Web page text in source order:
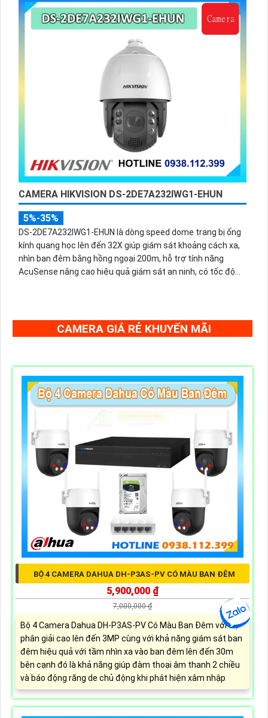
CAMERA HIKVISION DS-2DE7A232IWG1-EHUN
5%-35%
DS-2DE7A232IWG1-EHUN là dòng speed dome trang bị ống
kính quang học lên đến 32X giúp giám sát khoảng cách xa,
nhìn ban đêm bằng hồng ngoại 200m, hỗ trợ tính năng
AcuSense nâng cao hiệu quả giám sát an ninh, có tốc độ
CAMERA GIÁ RẺ KHUYẾN MÃI
BỘ 4 CAMERA DAHUA DH-P3AS-PV CÓ MÀU BAN ĐÊM
5,900,000 ₫
7,000,000 ₫
Bộ 4 Camera Dahua DH-P3AS-PV Có Màu Ban Đêm với độ
phân giải cao lên đến 3MP cùng với khả năng giám sát ban
đêm hiệu quả với tầm nhìn xa vào ban đêm lên đến 30m
bên cạnh đó là khả năng giúp đàm thoại âm thanh 2 chiều
và báo động răng de chủ động khi phát hiện xâm nhập